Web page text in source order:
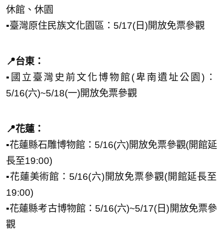
休館、休園
▪️臺灣原住民族文化園區：5/17(日)開放免票參觀
📍台東：
▪️國立臺灣史前文化博物館(卑南遺址公園)：
5/16(六)~5/18(一)開放免票參觀
📍花蓮：
▪️花蓮縣石雕博物館：5/16(六)開放免票參觀(開館延
長至19:00)
▪️花蓮美術館：5/16(六)開放免票參觀(開館延長至
19:00)
▪️花蓮縣考古博物館：5/16(六)~5/17(日)開放免票參
觀